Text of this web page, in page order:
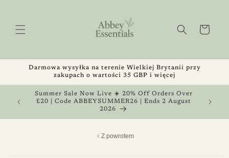
Koszyk
Darmowa wysyłka na terenie Wielkiej Brytanii przy
zakupach o wartości 35 GBP i więcej
Summer Sale Now Live ☀️ 20% Off Orders Over
£20 | Code ABBEYSUMMER26 | Ends 2 August
2026
Z powrotem